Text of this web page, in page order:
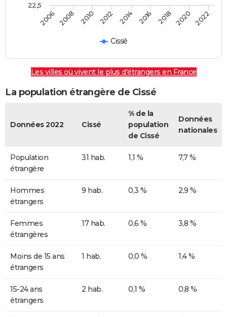
Cissé
2006 2008 2010 2012 2014 2016 2018 2020 2022
22,5
Les villes où vivent le plus d'étrangers en France
La population étrangère de Cissé
Données 2022 Cissé
% de la
population
de Cissé
Données
nationales
Population
étrangère
31 hab. 1,1 % 7,7 %
Hommes
étrangers
9 hab. 0,3 % 2,9 %
Femmes
étrangères
17 hab. 0,6 % 3,8 %
Moins de 15 ans
étrangers
1 hab. 0,0 % 1,4 %
15-24 ans
étrangers
2 hab. 0,1 % 0,8 %